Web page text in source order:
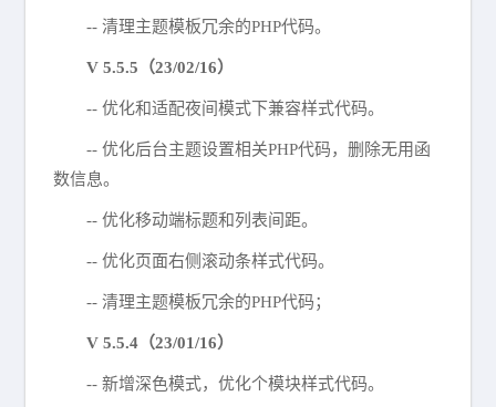
-- 清理主题模板冗余的PHP代码。
V 5.5.5（23/02/16）
-- 优化和适配夜间模式下兼容样式代码。
-- 优化后台主题设置相关PHP代码，删除无用函
数信息。
-- 优化移动端标题和列表间距。
-- 优化页面右侧滚动条样式代码。
-- 清理主题模板冗余的PHP代码；
V 5.5.4（23/01/16）
-- 新增深色模式，优化个模块样式代码。